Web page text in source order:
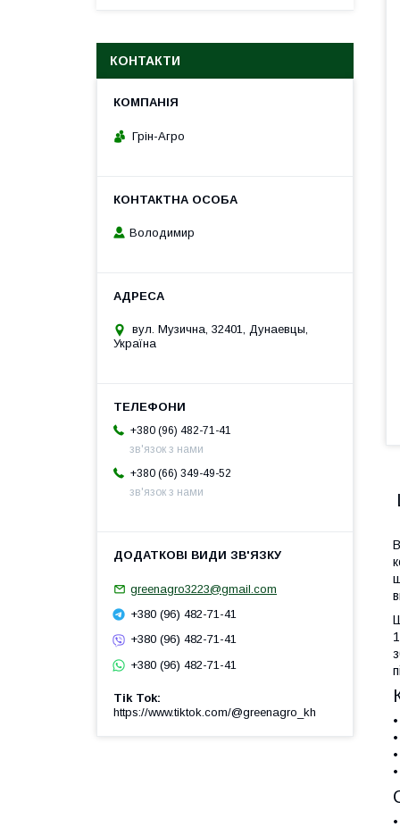
•
•
КОНТАКТИ
Грін-Агро
Володимир
вул. Музична, 32401, Дунаевцы,
Україна
+380 (96) 482-71-41
зв'язок з нами
+380 (66) 349-49-52
зв'язок з нами
greenagro3223@gmail.com
+380 (96) 482-71-41
+380 (96) 482-71-41
+380 (96) 482-71-41
Tik Tok
https://www.tiktok.com/@greenagro_kh